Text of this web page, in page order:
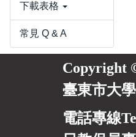
下載表格
常見 Q & A
Copyright
臺東市大
電話專線